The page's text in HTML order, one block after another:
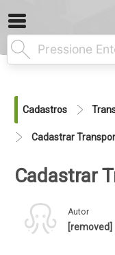
Cadastros
Cadastrar
Cadastrar
Autor
[removed]